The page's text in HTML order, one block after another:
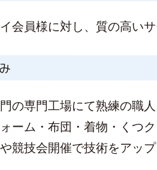
会員様に対し、質の高い
の専門工場にて熟練の職
ォーム・布団・着物・くつ
や競技会開催で技術をアッ